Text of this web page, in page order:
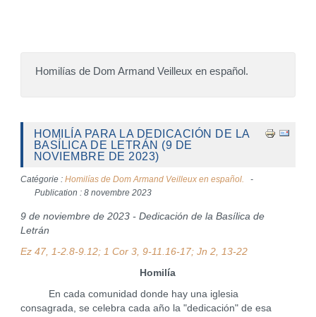
Homilías de Dom Armand Veilleux en español.
HOMILÍA PARA LA DEDICACIÓN DE LA
BASÍLICA DE LETRÁN (9 DE
NOVIEMBRE DE 2023)
Catégorie : Homilías de Dom Armand Veilleux en español.
Publication : 8 novembre 2023
9 de noviembre de 2023 - Dedicación de la Basílica de
Letrán
Ez 47, 1-2.8-9.12; 1 Cor 3, 9-11.16-17; Jn 2, 13-22
Homilía
En cada comunidad donde hay una iglesia
consagrada, se celebra cada año la "dedicación" de esa